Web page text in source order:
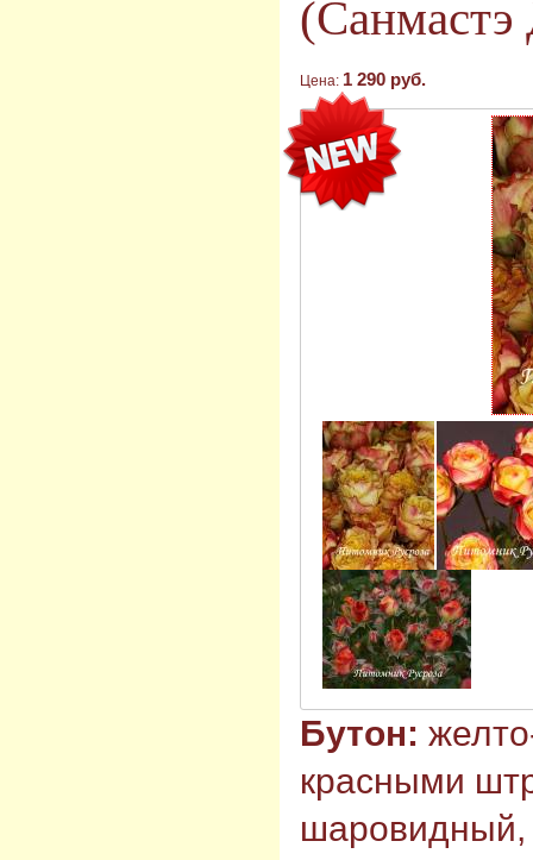
(Санмастэ
Цена: 1 290 руб.
Бутон:
красными